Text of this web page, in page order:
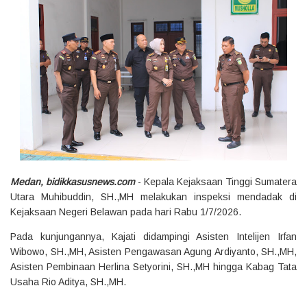
‎Medan, bidikkasusnews.com- Kepala Kejaksaan Tinggi Sumatera
Utara Muhibuddin, SH.,MH melakukan inspeksi mendadak di
Kejaksaan Negeri Belawan pada hari Rabu 1/7/2026.
‎Pada kunjungannya, Kajati didampingi Asisten Intelijen Irfan
Wibowo, SH.,MH, Asisten Pengawasan Agung Ardiyanto, SH.,MH,
Asisten Pembinaan Herlina Setyorini, SH.,MH hingga Kabag Tata
Usaha Rio Aditya, SH.,MH.